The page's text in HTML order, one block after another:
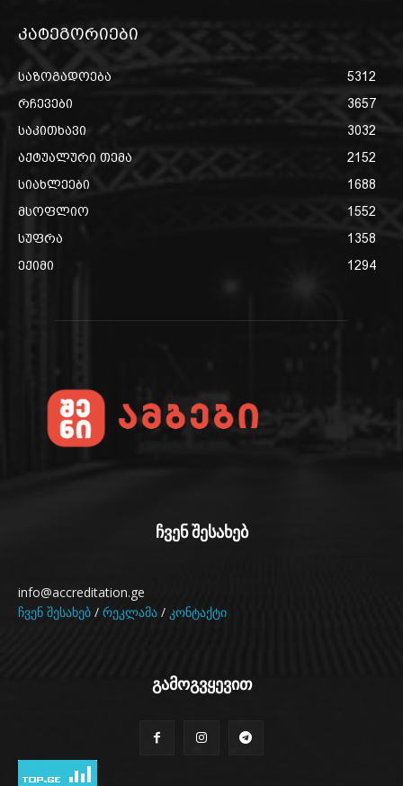
კატეგორიები
საზოგადოება
5312
რჩევები
3657
საკითხავი
3032
აქტუალური თემა
2152
სიახლეები
1688
მსოფლიო
1552
სუფრა
1358
ექიმი
1294
ჩვენ შესახებ
info@accreditation.ge
ჩვენ შესახებ / რეკლამა / კონტაქტი
გამოგვყევით